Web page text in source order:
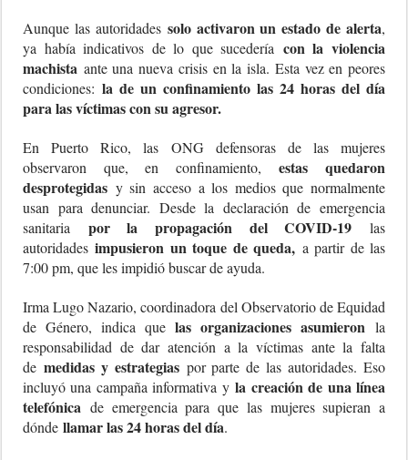
Aunque las autoridades solo activaron un estado de alerta,
ya había indicativos de lo que sucedería con la violencia
machista ante una nueva crisis en la isla. Esta vez en peores
condiciones: la de un confinamiento las 24 horas del día
para las víctimas con su agresor.
En Puerto Rico, las ONG defensoras de las mujeres
observaron que, en confinamiento,estas quedaron
desprotegidas y sin acceso a los medios que normalmente
usan para denunciar. Desde la declaración de emergencia
sanitaria por la propagación del COVID-19 las
autoridadesimpusieron un toque de queda, a partir de las
7:00 pm, que les impidió buscar de ayuda.
Irma Lugo Nazario, coordinadora del Observatorio de Equidad
de Género, indica quelas organizaciones asumieron la
responsabilidad de dar atención a la víctimas ante la falta
de medidas y estrategiaspor parte de las autoridades. Eso
incluyó una campaña informativa yla creación de una línea
telefónica de emergencia para que las mujeres supieran a
dónde llamar las 24 horas del día.